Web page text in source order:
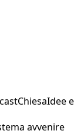
ChiesaIdee e
avvenire